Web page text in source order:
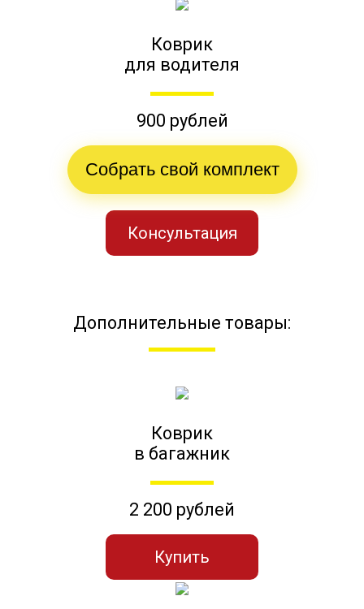
Коврик
для водителя
900 рублей
Собрать свой комплект
Консультация
Дополнительные товары:
Коврик
в багажник
2 200 рублей
Купить